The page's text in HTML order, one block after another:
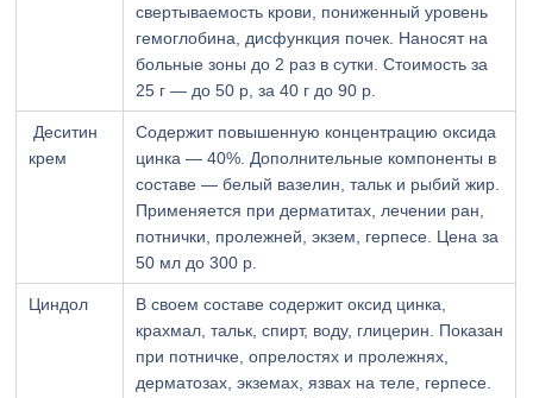
свертываемость крови, пониженный уровень
гемоглобина, дисфункция почек. Наносят на
больные зоны до 2 раз в сутки. Стоимость за
25 г — до 50 р, за 40 г до 90 р.
Деситин
крем
Содержит повышенную концентрацию оксида
цинка — 40%. Дополнительные компоненты в
составе — белый вазелин, тальк и рыбий жир.
Применяется при дерматитах, лечении ран,
потнички, пролежней, экзем, герпесе. Цена за
50 мл до 300 р.
Циндол
В своем составе содержит оксид цинка,
крахмал, тальк, спирт, воду, глицерин. Показан
при потничке, опрелостях и пролежнях,
дерматозах, экземах, язвах на теле, герпесе.